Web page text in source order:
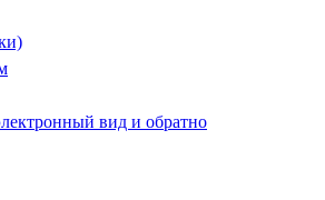
вид и обратно